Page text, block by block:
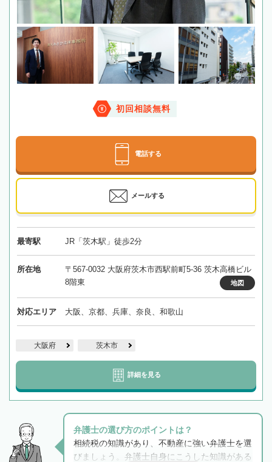
初回相談無料
電話する
メールする
最寄駅 JR「茨木駅」徒歩2分
所在地
〒567-0032 大阪府茨木市西駅前町5-36 茨木高橋ビル
8階東
地図
対応エリア 大阪、京都、兵庫、奈良、和歌山
大阪府 茨木市
詳細を見る
弁護士の選び方のポイントは？
相続税の知識があり、不動産に強い弁護士を選
びましょう。弁護士自身にこうした知識がある